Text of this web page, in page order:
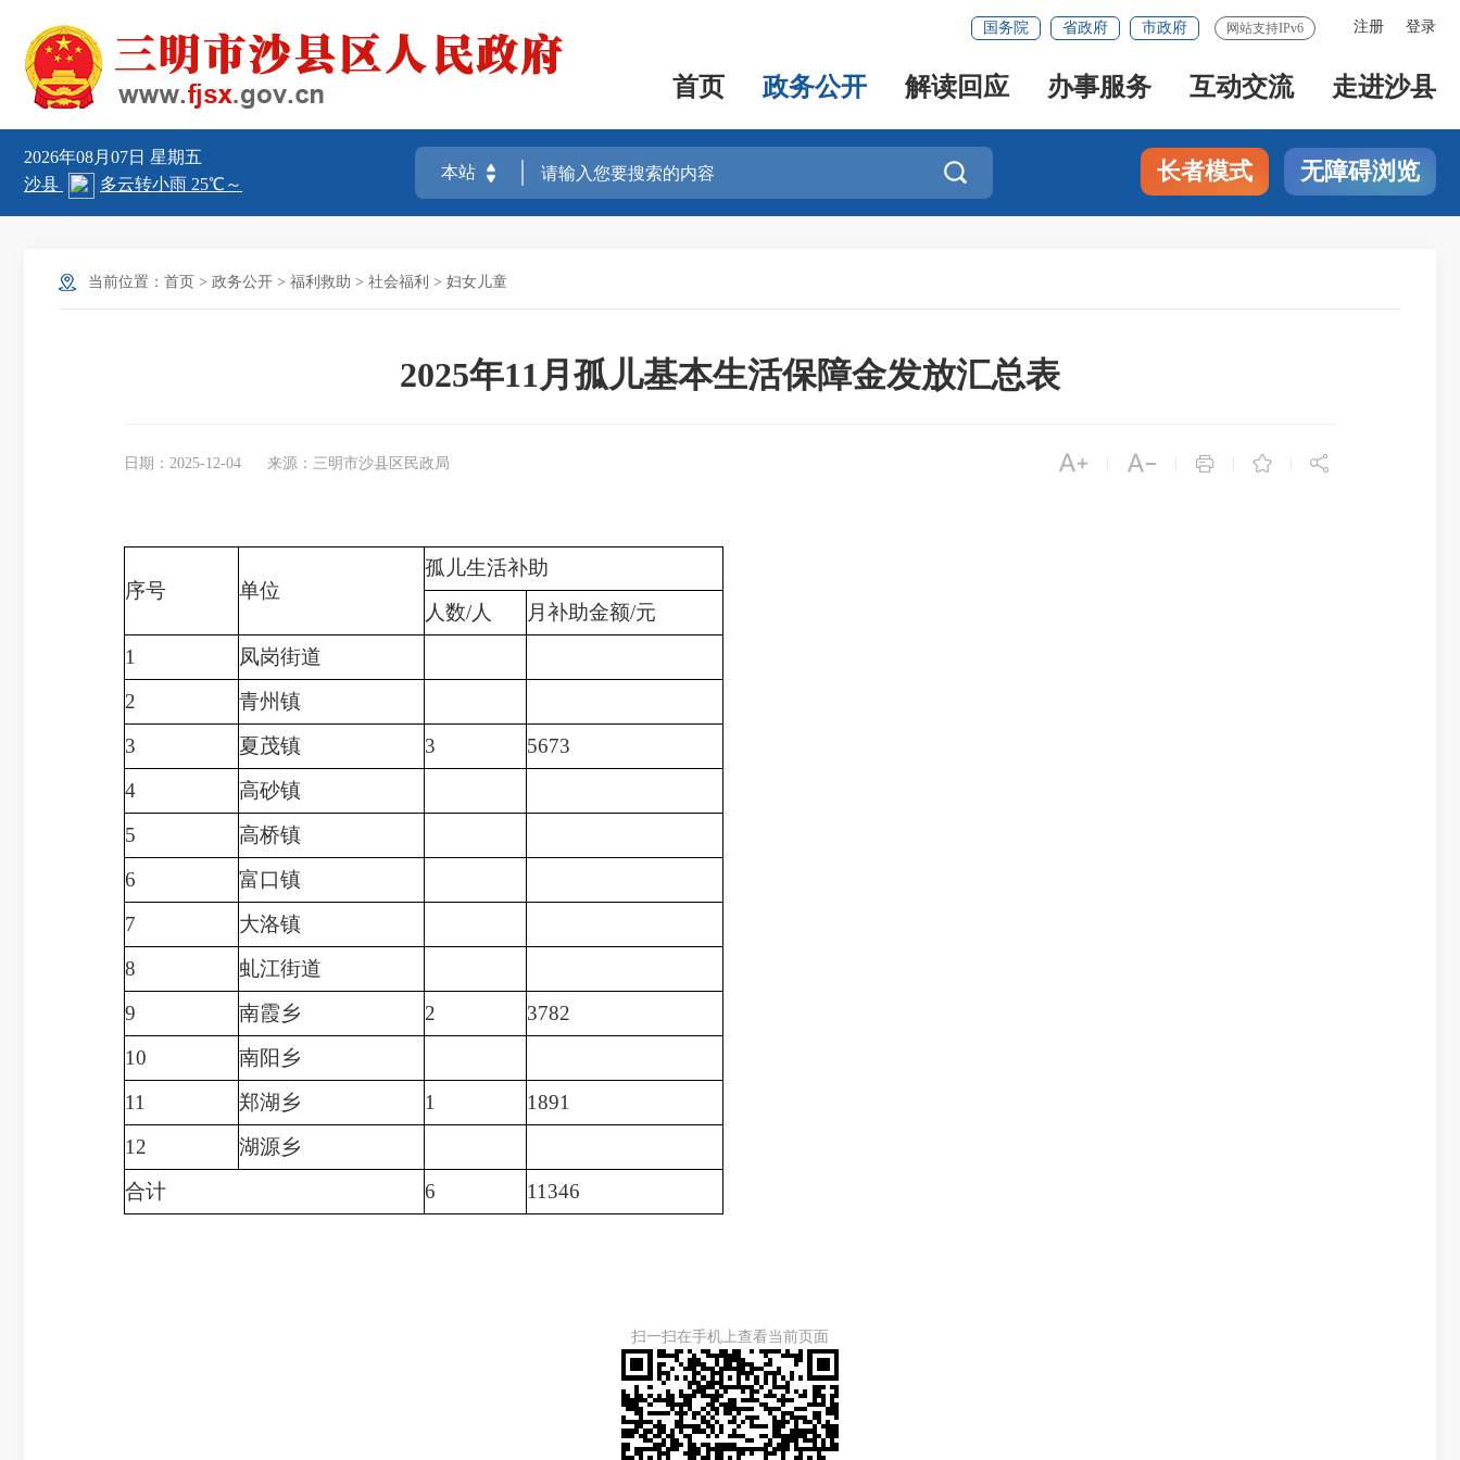
注册 登录
国务院 省政府 市政府 网站支持IPv6
首页 政务公开 解读回应 办事服务 互动交流 走进沙县
2026年08月07日 星期五
 长者模式 无障碍浏览
当前位置： 首页 > 政务公开 > 福利救助 > 社会福利 > 妇女儿童
2025年11月孤儿基本生活保障金发放汇总表
日期：2025-12-04 来源：三明市沙县区民政局     
序号 单位
孤儿生活补助
人数/人
月补助金额/元
1
凤岗街道
2
青州镇
3
夏茂镇 3
5673
4
高砂镇
5
高桥镇
6
富口镇
7
大洛镇
8
虬江街道
9
南霞乡 2
3782
10
南阳乡
11
郑湖乡 1
1891
12
湖源乡
合计
6 11346
扫一扫在手机上查看当前页面